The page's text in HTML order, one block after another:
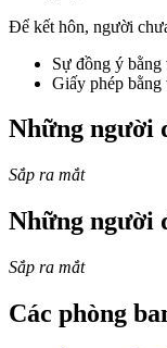
Để kết hôn, người
Sự đồng ý
Giấy phép bằng
Những người
Sắp ra mắt
Những người
Sắp ra mắt
Các phòng